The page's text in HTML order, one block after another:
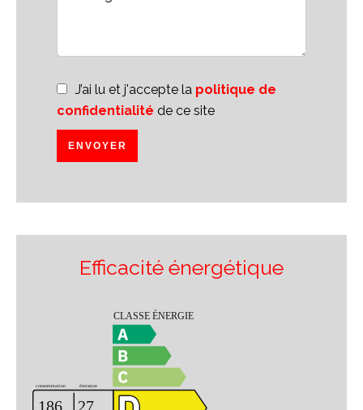
J’ai lu et j'accepte la politique de
confidentialité de ce site
ENVOYER
Efficacité énergétique